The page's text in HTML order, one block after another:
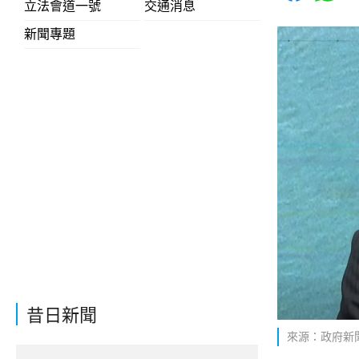
立法會道一號
交通消息
新聞專題
昔日新聞
來源：政府新